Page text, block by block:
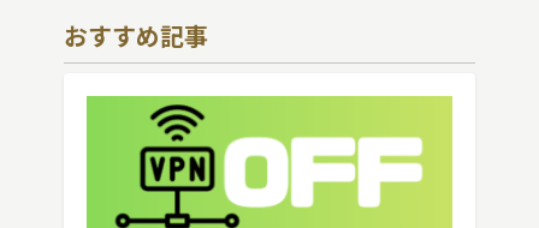
おすすめ記事